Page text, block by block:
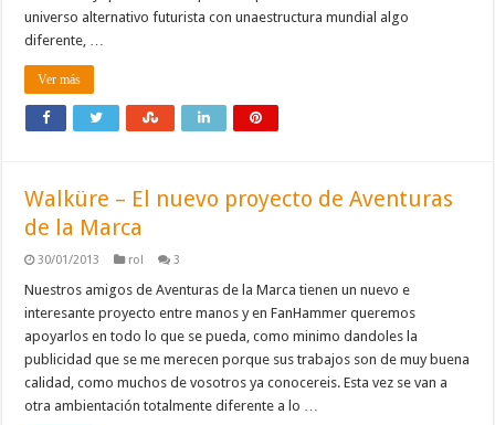
universo alternativo futurista con unaestructura mundial algo
diferente, …
Ver más
Walküre – El nuevo proyecto de Aventuras
de la Marca
30/01/2013 rol 3
Nuestros amigos de Aventuras de la Marca tienen un nuevo e
interesante proyecto entre manos y en FanHammer queremos
apoyarlos en todo lo que se pueda, como minimo dandoles la
publicidad que se me merecen porque sus trabajos son de muy buena
calidad, como muchos de vosotros ya conocereis. Esta vez se van a
otra ambientación totalmente diferente a lo …